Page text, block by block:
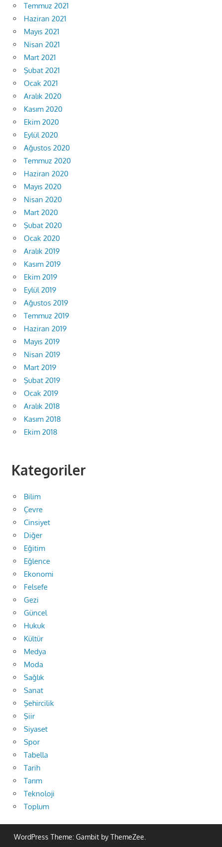
Temmuz 2021
Haziran 2021
Mayıs 2021
Nisan 2021
Mart 2021
Şubat 2021
Ocak 2021
Aralık 2020
Kasım 2020
Ekim 2020
Eylül 2020
Ağustos 2020
Temmuz 2020
Haziran 2020
Mayıs 2020
Nisan 2020
Mart 2020
Şubat 2020
Ocak 2020
Aralık 2019
Kasım 2019
Ekim 2019
Eylül 2019
Ağustos 2019
Temmuz 2019
Haziran 2019
Mayıs 2019
Nisan 2019
Mart 2019
Şubat 2019
Ocak 2019
Aralık 2018
Kasım 2018
Ekim 2018
Kategoriler
Bilim
Çevre
Cinsiyet
Diğer
Eğitim
Eğlence
Ekonomi
Felsefe
Gezi
Güncel
Hukuk
Kültür
Medya
Moda
Sağlık
Sanat
Şehircilik
Şiir
Siyaset
Spor
Tabella
Tarih
Tarım
Teknoloji
Toplum
WordPress Theme: Gambit by ThemeZee.